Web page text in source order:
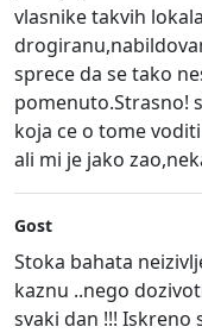
vlasnike takvih
sprece da se tako
pomenuto.Strasno!
koja ce o tome
ali mi je jako
Gost
Stoka bahata
kaznu ..nego
svaki dan !!! Iskreno